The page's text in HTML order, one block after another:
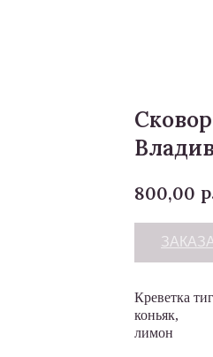
800,00
Креветка
коньяк,
лимон